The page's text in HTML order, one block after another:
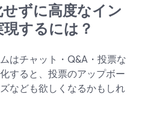
ずに高度なイン
するには？
はチャット・Q&A・投票な
すると、投票のアップボー
なども欲しくなるかもしれ